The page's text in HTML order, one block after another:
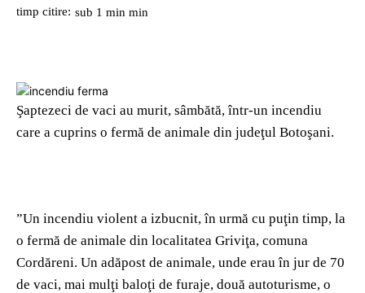
timp citire: sub 1 min min
Şaptezeci de vaci au murit, sâmbătă, într-un incendiu
care a cuprins o fermă de animale din judeţul Botoşani.
”Un incendiu violent a izbucnit, în urmă cu puţin timp, la
o fermă de animale din localitatea Griviţa, comuna
Cordăreni. Un adăpost de animale, unde erau în jur de 70
de vaci, mai mulţi baloţi de furaje, două autoturisme, o